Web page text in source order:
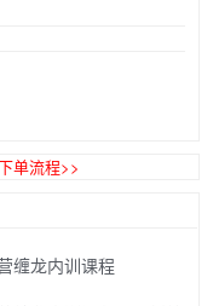
单流程>>
缠龙内训课程